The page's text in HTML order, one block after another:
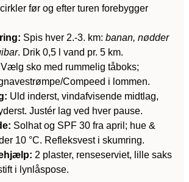
før og efter turen forebygger
Spis hver 2.-3. km: banan, nødder
. Drik 0,5 l vand pr. 5 km.
Vælg sko med rummelig tåboks;
Compeed i lommen.
Uld inderst, vindafvisende midtlag,
Justér lag ved hver pause.
Solhat og SPF 30 fra april; hue &
10 °C. Refleksvest i skumring.
2 plaster, renseserviet, lille saks
i lynlåspose.